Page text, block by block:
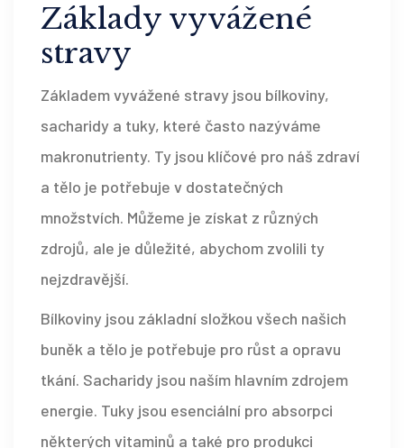
Základy vyvážené
stravy
Základem vyvážené stravy jsou bílkoviny,
sacharidy a tuky, které často nazýváme
makronutrienty. Ty jsou klíčové pro náš zdraví
a tělo je potřebuje v dostatečných
množstvích. Můžeme je získat z různých
zdrojů, ale je důležité, abychom zvolili ty
nejzdravější.
Bílkoviny jsou základní složkou všech našich
buněk a tělo je potřebuje pro růst a opravu
tkání. Sacharidy jsou naším hlavním zdrojem
energie. Tuky jsou esenciální pro absorpci
některých vitaminů a také pro produkci